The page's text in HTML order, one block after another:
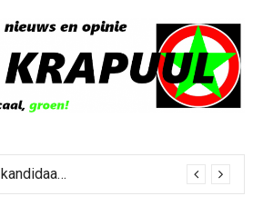
Progressieve kandidaat El-Sayed senaatskandidaat Michigan